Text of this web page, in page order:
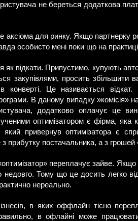
не береться додаткова
аксіома для ринку. Якщо партнерку
особисто мені поки що на
як відкати. Припустимо, купують
закупівлями, просить збільшити
в конверті. Це називається
В даному випадку »комісія»
додатково оплачує це
оптимізатором є фірма, яка
який привернув оптимізатора є
прибутку постачальника, а з грошей
переплачує зайве.
Тому що це досить легко
нереально.
в яких оффлайн тісно
в офлайні може працювати